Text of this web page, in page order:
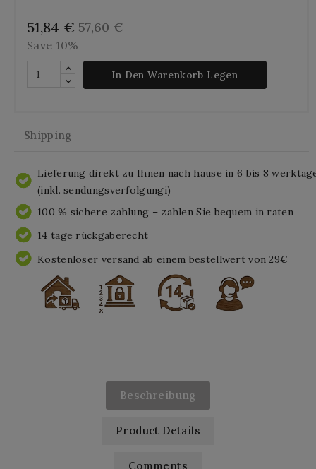
51,84 € 57,60 €
Save 10%
In Den Warenkorb Legen
Shipping
Lieferung direkt zu Ihnen nach hause in 6 bis 8
(inkl. sendungsverfolgungi)
100 % sichere zahlung – zahlen Sie bequem in raten
14 tage rückgaberecht
Kostenloser versand ab einem bestellwert von 29€
Beschreibung
Product Details
Comments